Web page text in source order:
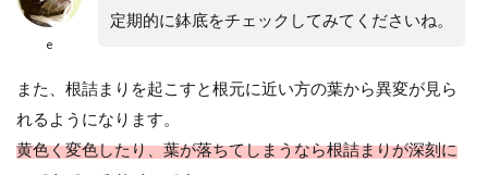
すが、ベンジャミンは剪定をすることで美し
さを保つことができま...
e
定期的に鉢底をチェックしてみてくださいね。
また、根詰まりを起こすと根元に近い方の葉から異変が見ら
れるようになります。
黄色く変色したり、葉が落ちてしまうなら根詰まりが深刻に